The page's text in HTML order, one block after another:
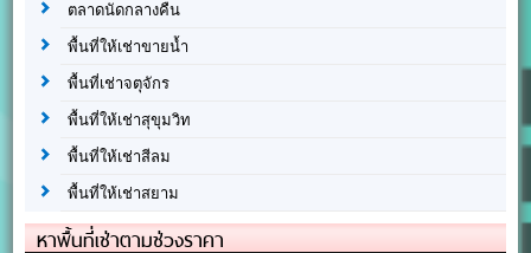
ตลาดนัดกลางคืน
พื้นที่ให้เช่าขายน้ำ
พื้นที่เช่าจตุจักร
พื้นที่ให้เช่าสุขุมวิท
พื้นที่ให้เช่าสีลม
พื้นที่ให้เช่าสยาม
หาพื้นที่เช่าตามช่วงราคา